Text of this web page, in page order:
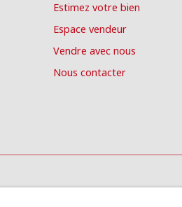
Estimez votre bien
Espace vendeur
Vendre avec nous
Nous contacter